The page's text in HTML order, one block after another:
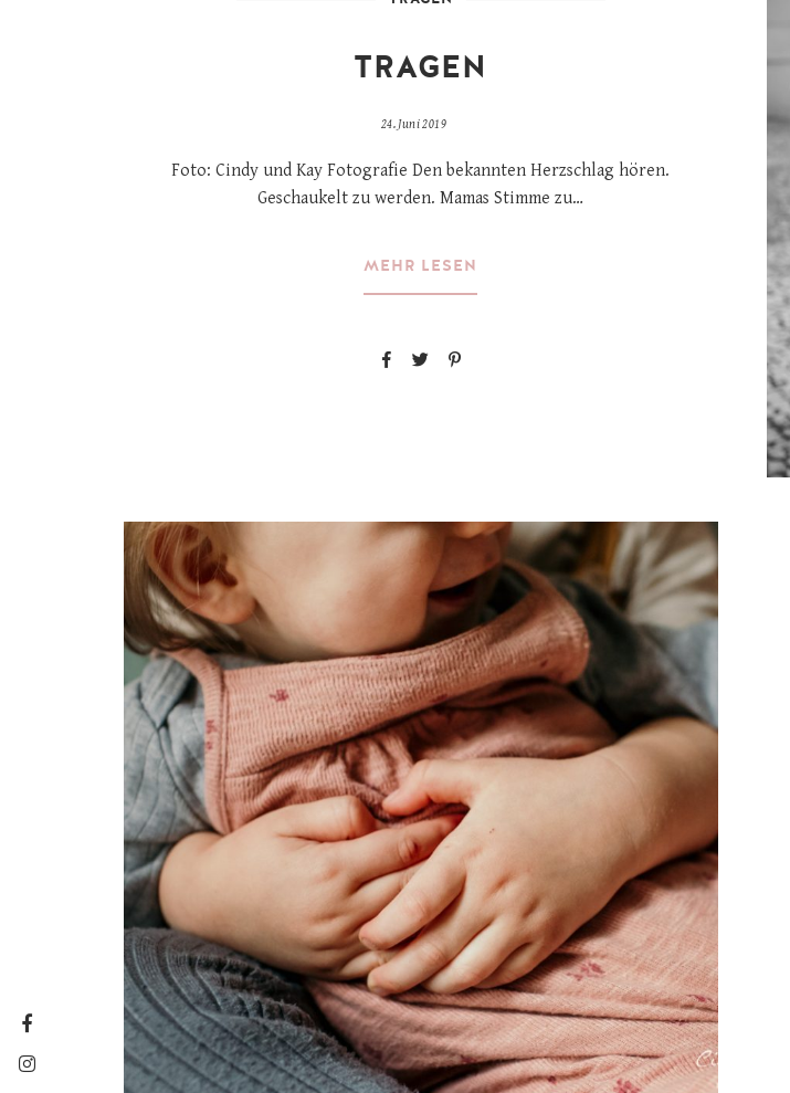
TRAGEN
24. Juni 2019
Foto: Cindy und Kay Fotografie Den bekannten Herzschlag hören.
Geschaukelt zu werden. Mamas Stimme zu…
MEHR LESEN